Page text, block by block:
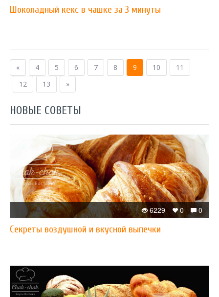
Шоколадный кекс в чашке за 3 минуты
« 4 5 6 7 8 9 10
11
12
13 »
НОВЫЕ СОВЕТЫ
0
0
6229
Секреты воздушной и вкусной выпечки